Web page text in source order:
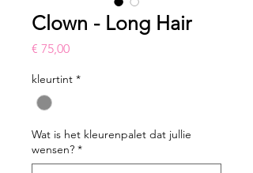
Clown - Long Hair
€ 75,00Prijs
kleurtint *
Wat is het kleurenpalet dat jullie
wensen? *